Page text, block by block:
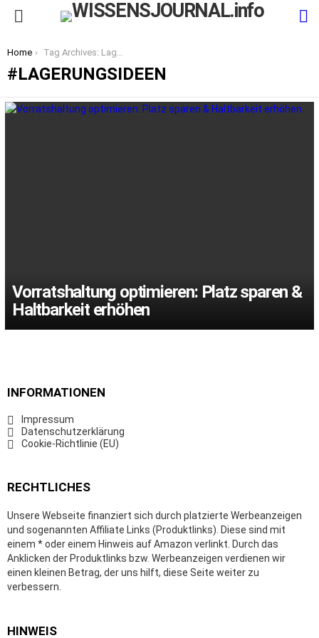
You are here:
Home Tag Archives: Lagerungsideen
LAGERUNGSIDEEN
Vorratshaltung optimieren: Platz sparen &
Haltbarkeit erhöhen
INFORMATIONEN
Impressum
Datenschutzerklärung
Cookie-Richtlinie (EU)
RECHTLICHES
Unsere Webseite finanziert sich durch platzierte Werbeanzeigen
und sogenannten Affiliate Links (Produktlinks). Diese sind mit
einem * oder einem Hinweis auf Amazon verlinkt. Durch das
Anklicken der Produktlinks bzw. Werbeanzeigen verdienen wir
einen kleinen Betrag, der uns hilft, diese Seite weiter zu
verbessern.
HINWEIS